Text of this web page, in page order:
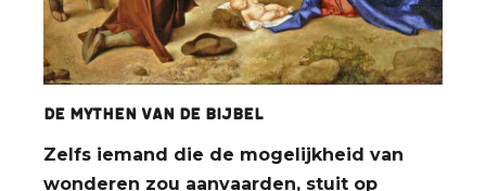
De mythen van de bijbel
Zelfs iemand die de mogelijkheid van
wonderen zou aanvaarden, stuit op